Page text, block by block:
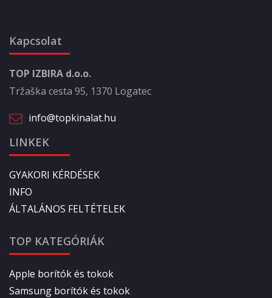
Kapcsolat
TOP IZBIRA d.o.o.
Tržaška cesta 95, 1370 Logatec
info@topkinalat.hu
LINKEK
GYAKORI KÉRDÉSEK
INFO
ÁLTALÁNOS FELTÉTELEK
TOP KATEGÓRIÁK
Apple borítók és tokok
Samsung borítók és tokok